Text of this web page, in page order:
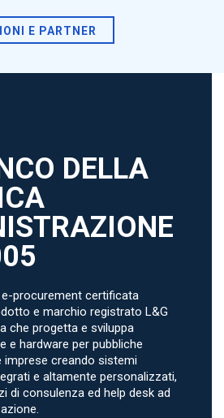
E PARTNER
DELLA
procurement certificata
e marchio registrato L&G
che progetta e sviluppa
e hardware per pubbliche
imprese creando sistemi
e altamente personalizzati,
di consulenza ed help desk ad